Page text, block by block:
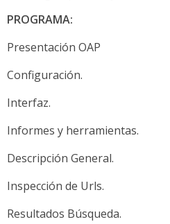
PROGRAMA:
Presentación OAP
Configuración.
Interfaz.
Informes y herramientas.
Descripción General.
Inspección de Urls.
Resultados Búsqueda.